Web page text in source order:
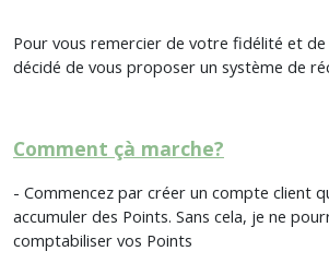
Pour vous remercier de votre fidélité et
décidé de vous proposer un système de
Comment çà marche?
- Commencez par créer un compte client
accumuler des Points. Sans cela, je ne
comptabiliser vos Points